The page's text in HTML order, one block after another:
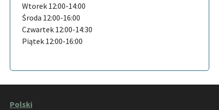
Wtorek 12:00-14:00
Środa 12:00-16:00
Czwartek 12:00-14:30
Piątek 12:00-16:00
Polski